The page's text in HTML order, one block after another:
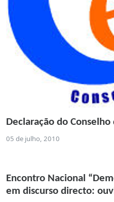
Declaração do Conselho
05 de julho, 2010
Encontro Nacional
em discurso directo: